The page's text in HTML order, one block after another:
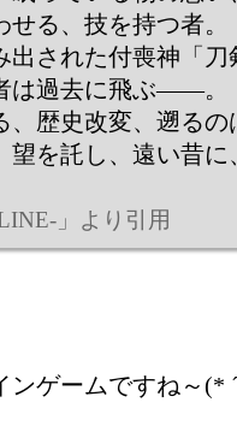
る、技を持つ者。
出された付喪神「
は過去に飛ぶ――。
、歴史改変、遡るの
望を託し、遠い昔に
」より引用
ンゲームですね～(*